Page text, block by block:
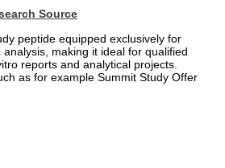
Source
peptide equipped exclusively for
making it ideal for qualified
reports and analytical projects.
as for example Summit Study Offer